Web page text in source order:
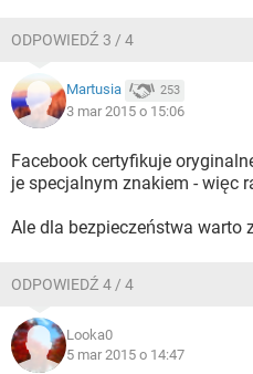
ODPOWIEDŹ 3 / 4
Martusia 253
3 mar 2015 o 15:06
Facebook certyfikuje
je specjalnym znakiem - więc
Ale dla bezpieczeństwa warto
ODPOWIEDŹ 4 / 4
Looka0
5 mar 2015 o 14:47